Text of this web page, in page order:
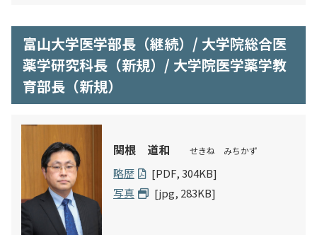
富山大学医学部長（継続）/ 大学院総合医
薬学研究科長（新規）/ 大学院医学薬学教
育部長（新規）
関根 道和 せきね みちかず
略歴
[PDF, 304KB]
写真
[jpg, 283KB]